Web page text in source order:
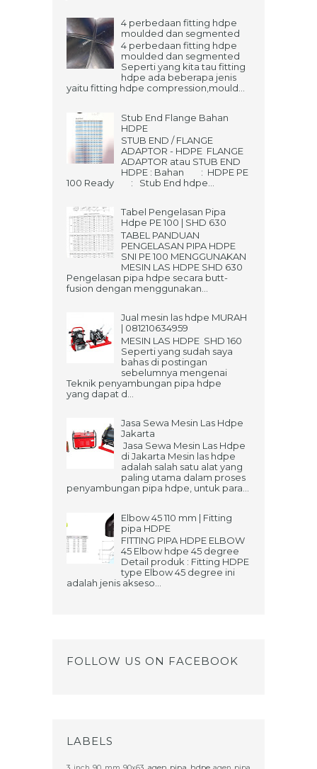
4 perbedaan fitting hdpe
moulded dan segmented
4 perbedaan fitting hdpe
moulded dan segmented
Seperti yang kita tau fitting
hdpe ada beberapa jenis
yaitu fitting hdpe compression,mould...
Stub End Flange Bahan
HDPE
STUB END / FLANGE
ADAPTOR - HDPE FLANGE
ADAPTOR atau STUB END
HDPE : Bahan : HDPE PE
100 Ready : Stub End hdpe...
Tabel Pengelasan Pipa
Hdpe PE 100 | SHD 630
TABEL PANDUAN
PENGELASAN PIPA HDPE
SNI PE 100 MENGGUNAKAN
MESIN LAS HDPE SHD 630
Pengelasan pipa hdpe secara butt-
fusion dengan menggunakan...
Jual mesin las hdpe MURAH
| 081210634959
MESIN LAS HDPE SHD 160
Seperti yang sudah saya
bahas di postingan
sebelumnya mengenai
Teknik penyambungan pipa hdpe
yang dapat d...
Jasa Sewa Mesin Las Hdpe
Jakarta
Jasa Sewa Mesin Las Hdpe
di Jakarta Mesin las hdpe
adalah salah satu alat yang
paling utama dalam proses
penyambungan pipa hdpe, untuk para...
Elbow 45 110 mm | Fitting
pipa HDPE
FITTING PIPA HDPE ELBOW
45 Elbow hdpe 45 degree
Detail produk : Fitting HDPE
type Elbow 45 degree ini
adalah jenis akseso...
FOLLOW US ON FACEBOOK
LABELS